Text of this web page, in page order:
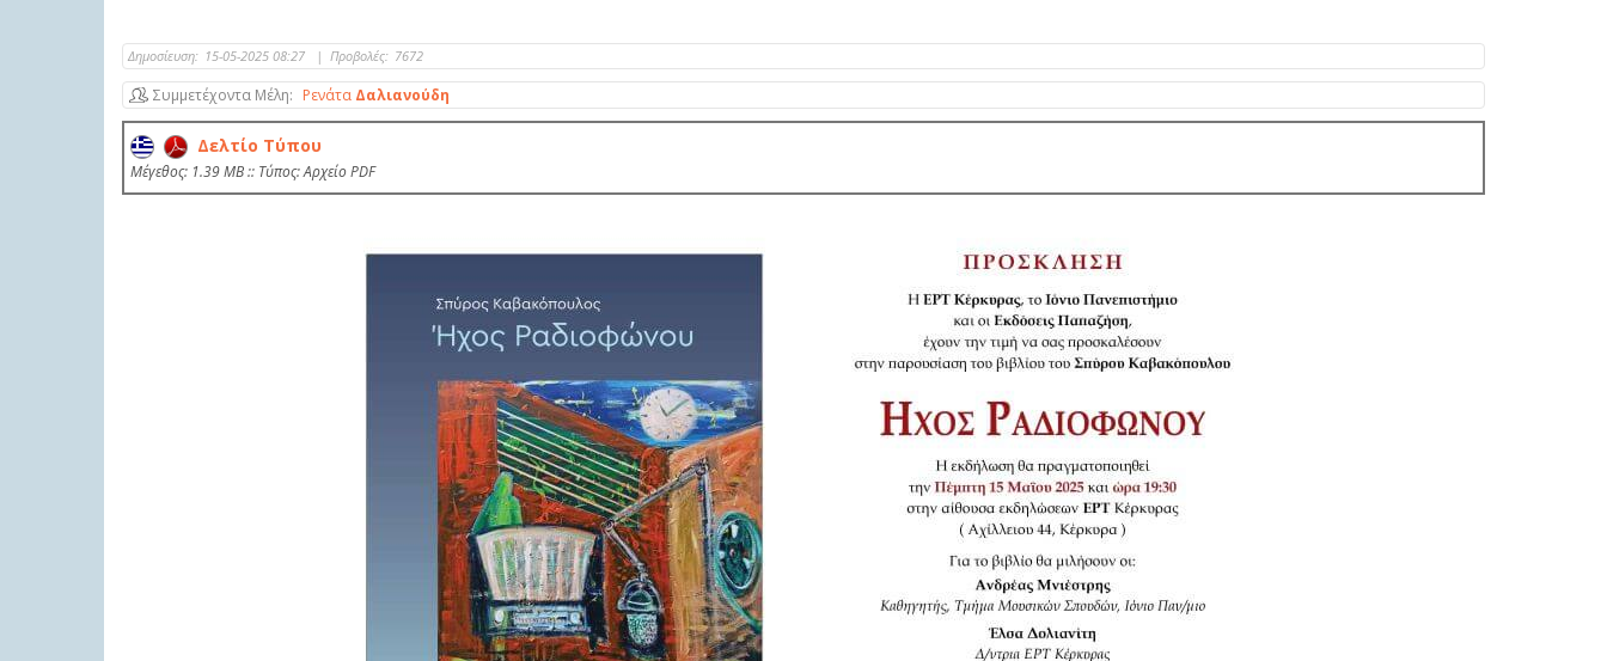
Δημοσίευση: 15-05-2025 08:27 | Προβολές: 7672
Συμμετέχοντα Μέλη Ρενάτα Δαλιανούδη
Δελτίο Τύπου
Mέγεθος: 1.39 MB :: Τύπος: Αρχείο PDF